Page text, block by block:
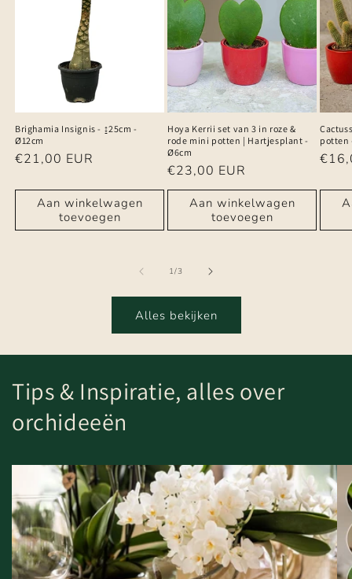
Brighamia Insignis - ↨25cm -
Ø12cm
Normale
€21,00 EUR
Aan winkelwagen
toevoegen
Hoya Kerrii set van 3 in roze &
rode mini potten | Hartjesplant -
Ø6cm
Normale
prijs
€23,00 EUR
Aan winkelwagen
toevoegen
potten
1/van
3
Alles bekijken
Tips & Inspiratie, alles over
orchideeën